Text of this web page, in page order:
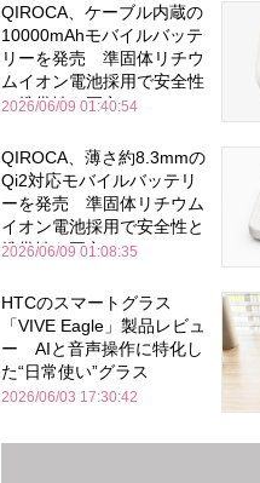
QIROCA、ケーブル内蔵の
10000mAhモバイルバッテ
リーを発売 準固体リチウ
ムイオン電池採用で安全性
と携帯性を両立
2026/06/09 01:40:54
QIROCA、薄さ約8.3mmの
Qi2対応モバイルバッテリ
ーを発売 準固体リチウム
イオン電池採用で安全性と
携帯性を両立
2026/06/09 01:08:35
HTCのスマートグラス
「VIVE Eagle」製品レビュ
ー AIと音声操作に特化し
た“日常使い”グラス
2026/06/03 17:30:42